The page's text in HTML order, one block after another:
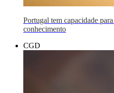
Portugal tem capacidade
conhecimento
CGD